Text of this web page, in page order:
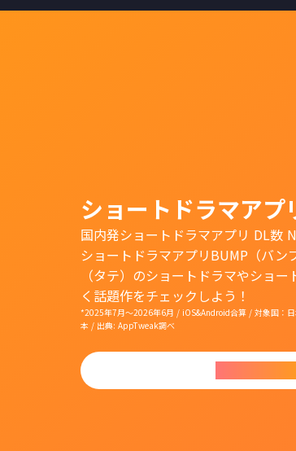
ショートドラマアプ
国内発ショートドラマアプリ DL数
ショートドラマアプリBUMP（バン
（タテ）のショートドラマやショ
く話題作をチェックしよう！
*2025年7月〜2026年6月 / iOS&Android合算 / 対象国：
本 / 出典: AppTweak調べ